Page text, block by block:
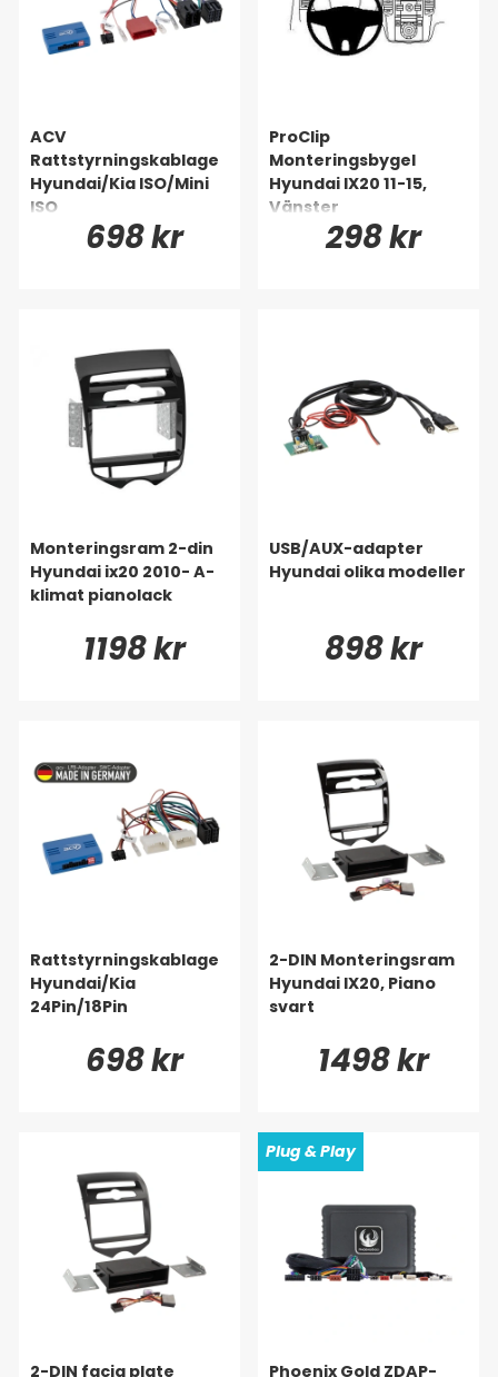
ACV
Rattstyrningskablage
Hyundai/Kia ISO/Mini
ISO
698 kr
ProClip
Monteringsbygel
Hyundai IX20 11-15,
Vänster
298 kr
Monteringsram 2-din
Hyundai ix20 2010- A-
klimat pianolack
1198 kr
USB/AUX-adapter
Hyundai olika modeller
898 kr
Rattstyrningskablage
Hyundai/Kia
24Pin/18Pin
698 kr
2-DIN Monteringsram
Hyundai IX20, Piano
svart
1498 kr
2-DIN facia plate
Plug & Play
Phoenix Gold ZDAP-